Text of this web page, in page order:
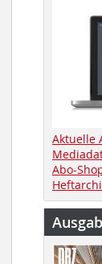
Aktuelle
Abo-